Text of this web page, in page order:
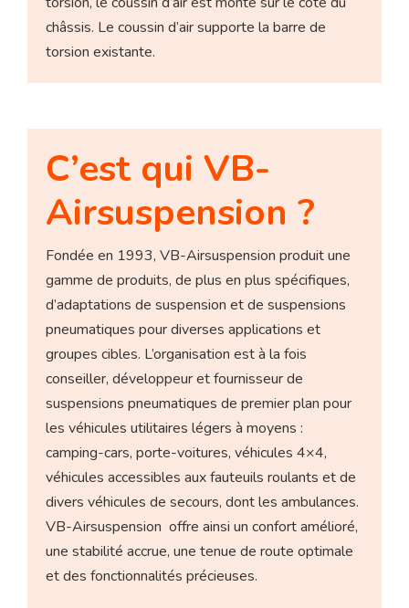
châssis. Le coussin d’air supporte la barre de
torsion existante.
C’est qui VB-
Airsuspension ?
Fondée en 1993, VB-Airsuspension produit une
gamme de produits, de plus en plus spécifiques,
d’adaptations de suspension et de suspensions
pneumatiques pour diverses applications et
groupes cibles. L’organisation est à la fois
conseiller, développeur et fournisseur de
suspensions pneumatiques de premier plan pour
les véhicules utilitaires légers à moyens :
camping-cars, porte-voitures, véhicules 4×4,
véhicules accessibles aux fauteuils roulants et de
divers véhicules de secours, dont les ambulances.
VB-Airsuspension offre ainsi un confort amélioré,
une stabilité accrue, une tenue de route optimale
et des fonctionnalités précieuses.